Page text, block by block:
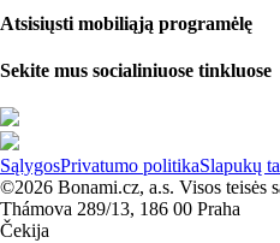
Atsisiųsti mobiliąją programėlę
Sekite mus socialiniuose tinkluose
SąlygosPrivatumo politikaSlapukų
©2026 Bonami.cz, a.s. Visos teisės
Thámova 289/13, 186 00 Praha
Čekija